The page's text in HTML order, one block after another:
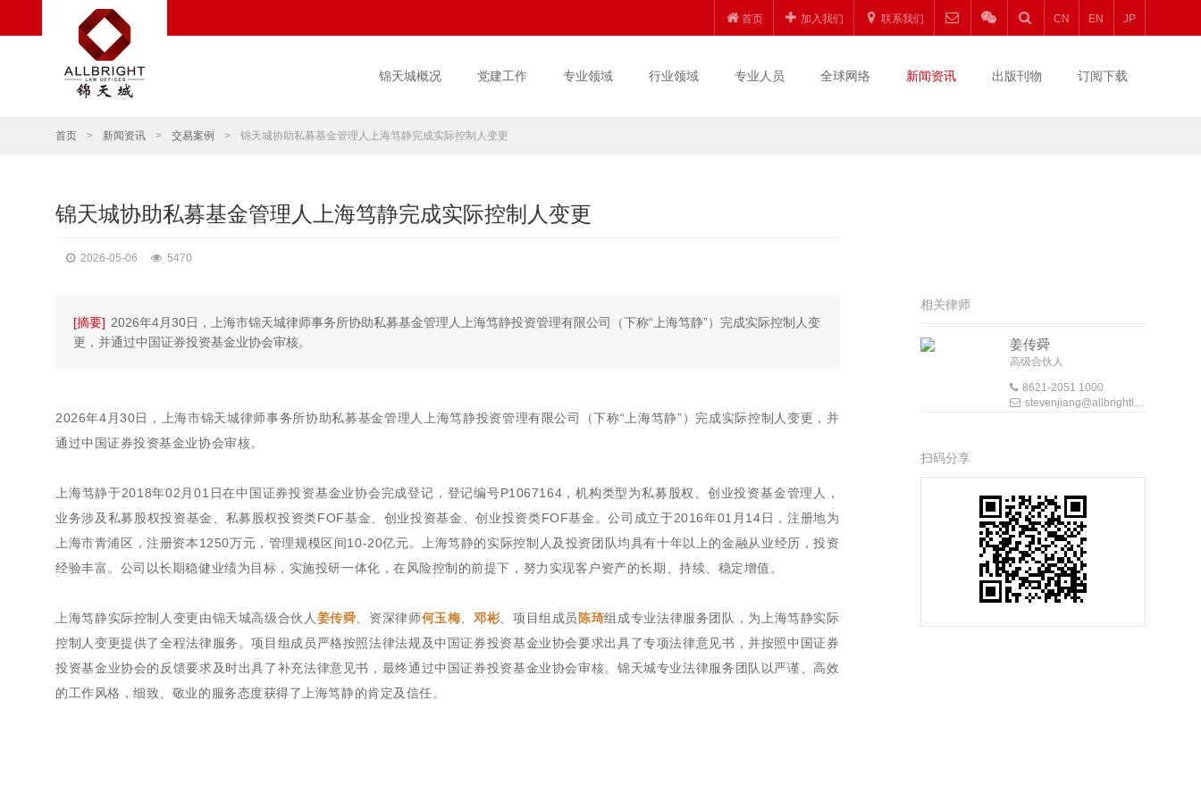
首页 加入我们 联系我们 CN EN JP
锦天城概况 党建工作 专业领域 行业领域 专业人员 全球网络 新闻资讯 出版刊物 订阅下载
首页 > 新闻资讯 > 交易案例 > 锦天城协助私募基金管理人上海笃静完成实际控制人变更
锦天城协助私募基金管理人上海笃静完成实际控制人变更
2026-05-06 5470
[摘要] 2026年4月30日，上海市锦天城律师事务所协助私募基金管理人上海笃静投资管理有限公司（下称“上海笃静”）完成实际控制人变
更，并通过中国证券投资基金业协会审核。
2026年4月30日，上海市锦天城律师事务所协助私募基金管理人上海笃静投资管理有限公司（下称“上海笃静”）完成实际控制人变更，并
通过中国证券投资基金业协会审核。
上海笃静于2018年02月01日在中国证券投资基金业协会完成登记，登记编号P1067164，机构类型为私募股权、创业投资基金管理人，
业务涉及私募股权投资基金、私募股权投资类FOF基金、创业投资基金、创业投资类FOF基金。公司成立于2016年01月14日，注册地为
上海市青浦区，注册资本1250万元，管理规模区间10-20亿元。上海笃静的实际控制人及投资团队均具有十年以上的金融从业经历，投资
经验丰富。公司以长期稳健业绩为目标，实施投研一体化，在风险控制的前提下，努力实现客户资产的长期、持续、稳定增值。
上海笃静实际控制人变更由锦天城高级合伙人 姜传舜 、资深律师何玉梅、邓彬、项目组成员 陈琦组成专业法律服务团队，为上海笃静实际
控制人变更提供了全程法律服务。项目组成员严格按照法律法规及中国证券投资基金业协会要求出具了专项法律意见书，并按照中国证券
投资基金业协会的反馈要求及时出具了补充法律意见书，最终通过中国证券投资基金业协会审核。锦天城专业法律服务团队以严谨、高效
的工作风格，细致、敬业的服务态度获得了上海笃静的肯定及信任。
相关律师
姜传舜
高级合伙人
8621-2051 1000
stevenjiang@allbrightlaw.com
扫码分享